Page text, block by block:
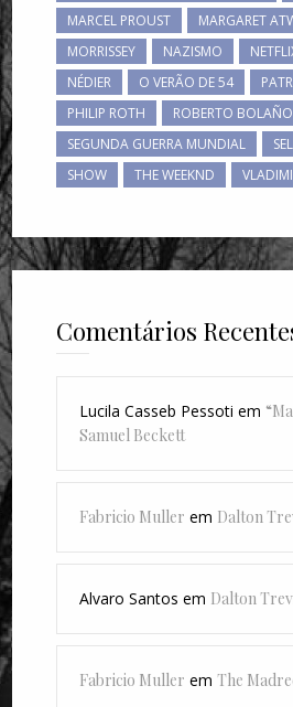
MARCEL PROUST
MARGARET
MORRISSEY
NAZISMO
NÉDIER
O VERÃO DE 54
PHILIP ROTH
ROBERTO BOLAÑO
SEGUNDA GUERRA MUNDIAL
SHOW
THE WEEKND
Comentários
Lucila Casseb Pessoti em
Samuel Beckett
Fabricio Muller em Dalton
Alvaro Santos em Dalton
Fabricio Muller emThe